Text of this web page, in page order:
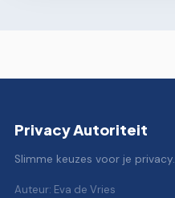
Privacy Autoriteit
Slimme keuzes voor je privacy.
Auteur: Eva de Vries